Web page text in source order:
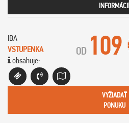
INFORMÁCIÍ
IBA
VSTUPENKA
obsahuje:
OD 109
VYŽIADAŤ
PONUKU